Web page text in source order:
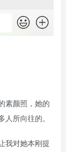
素颜照，她的
所向往的。
我对她本刚提